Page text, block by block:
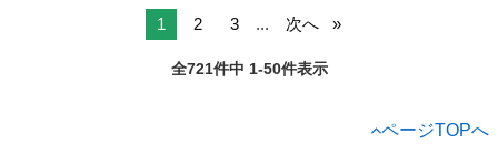
1 2 3 ... 次へ
全721件中 1-50件表示
ページTOPへ